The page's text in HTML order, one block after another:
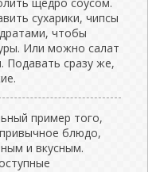
сухарики, чипсы
чтобы
Или можно салат
Подавать сразу же,
пример того,
блюдо,
и вкусным.